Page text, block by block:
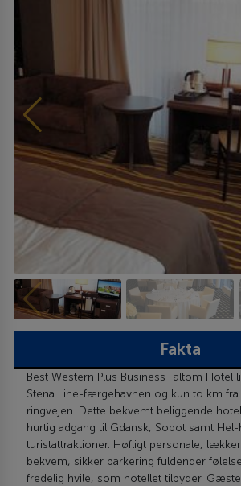
Fakta
Best Western Plus Business Faltom Hotel
Stena Line-færgehavnen og kun to km
ringvejen. Dette bekvemt beliggende
hurtig adgang til Gdansk, Sopot samt
turistattraktioner. Høfligt personale,
bekvem, sikker parkering fuldender
fredelig hvile, som hotellet tilbyder.